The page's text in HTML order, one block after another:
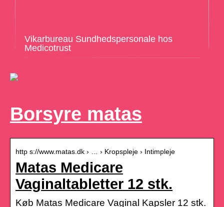
Vikarbureau Sundhedspersonale hos
Medicotrust
Borsyre matas
http s://www.matas.dk › … › Kropspleje › Intimpleje
Matas Medicare
Vaginaltabletter 12 stk.
Køb Matas Medicare Vaginal Kapsler 12 stk.